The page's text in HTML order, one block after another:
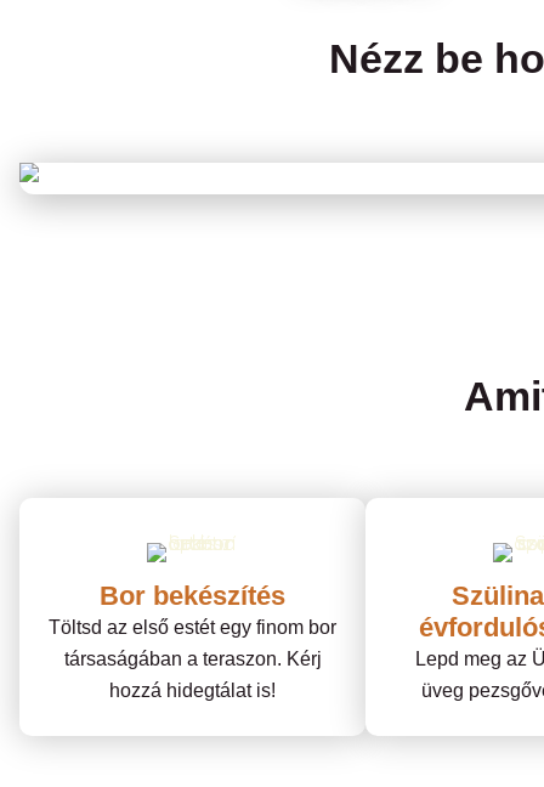
Nézz be
Bor bekészítés
Töltsd az első estét egy finom bor
társaságában a teraszon. Kérj
hozzá hidegtálat is!
Lepd meg az
üveg